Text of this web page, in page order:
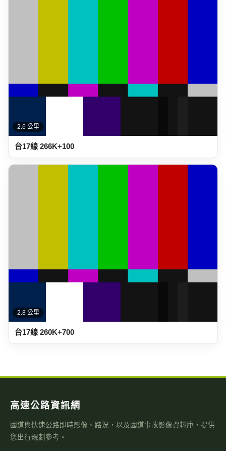
2.6 公里
台17線 266K+100
2.8 公里
台17線 260K+700
高速公路資訊網
國道與快速公路即時影像、路況，以及國道事故影像資料庫，提供
您出行規劃參考。